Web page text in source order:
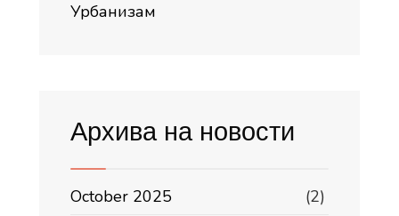
Урбанизам
Архива на новости
October 2025 (2)